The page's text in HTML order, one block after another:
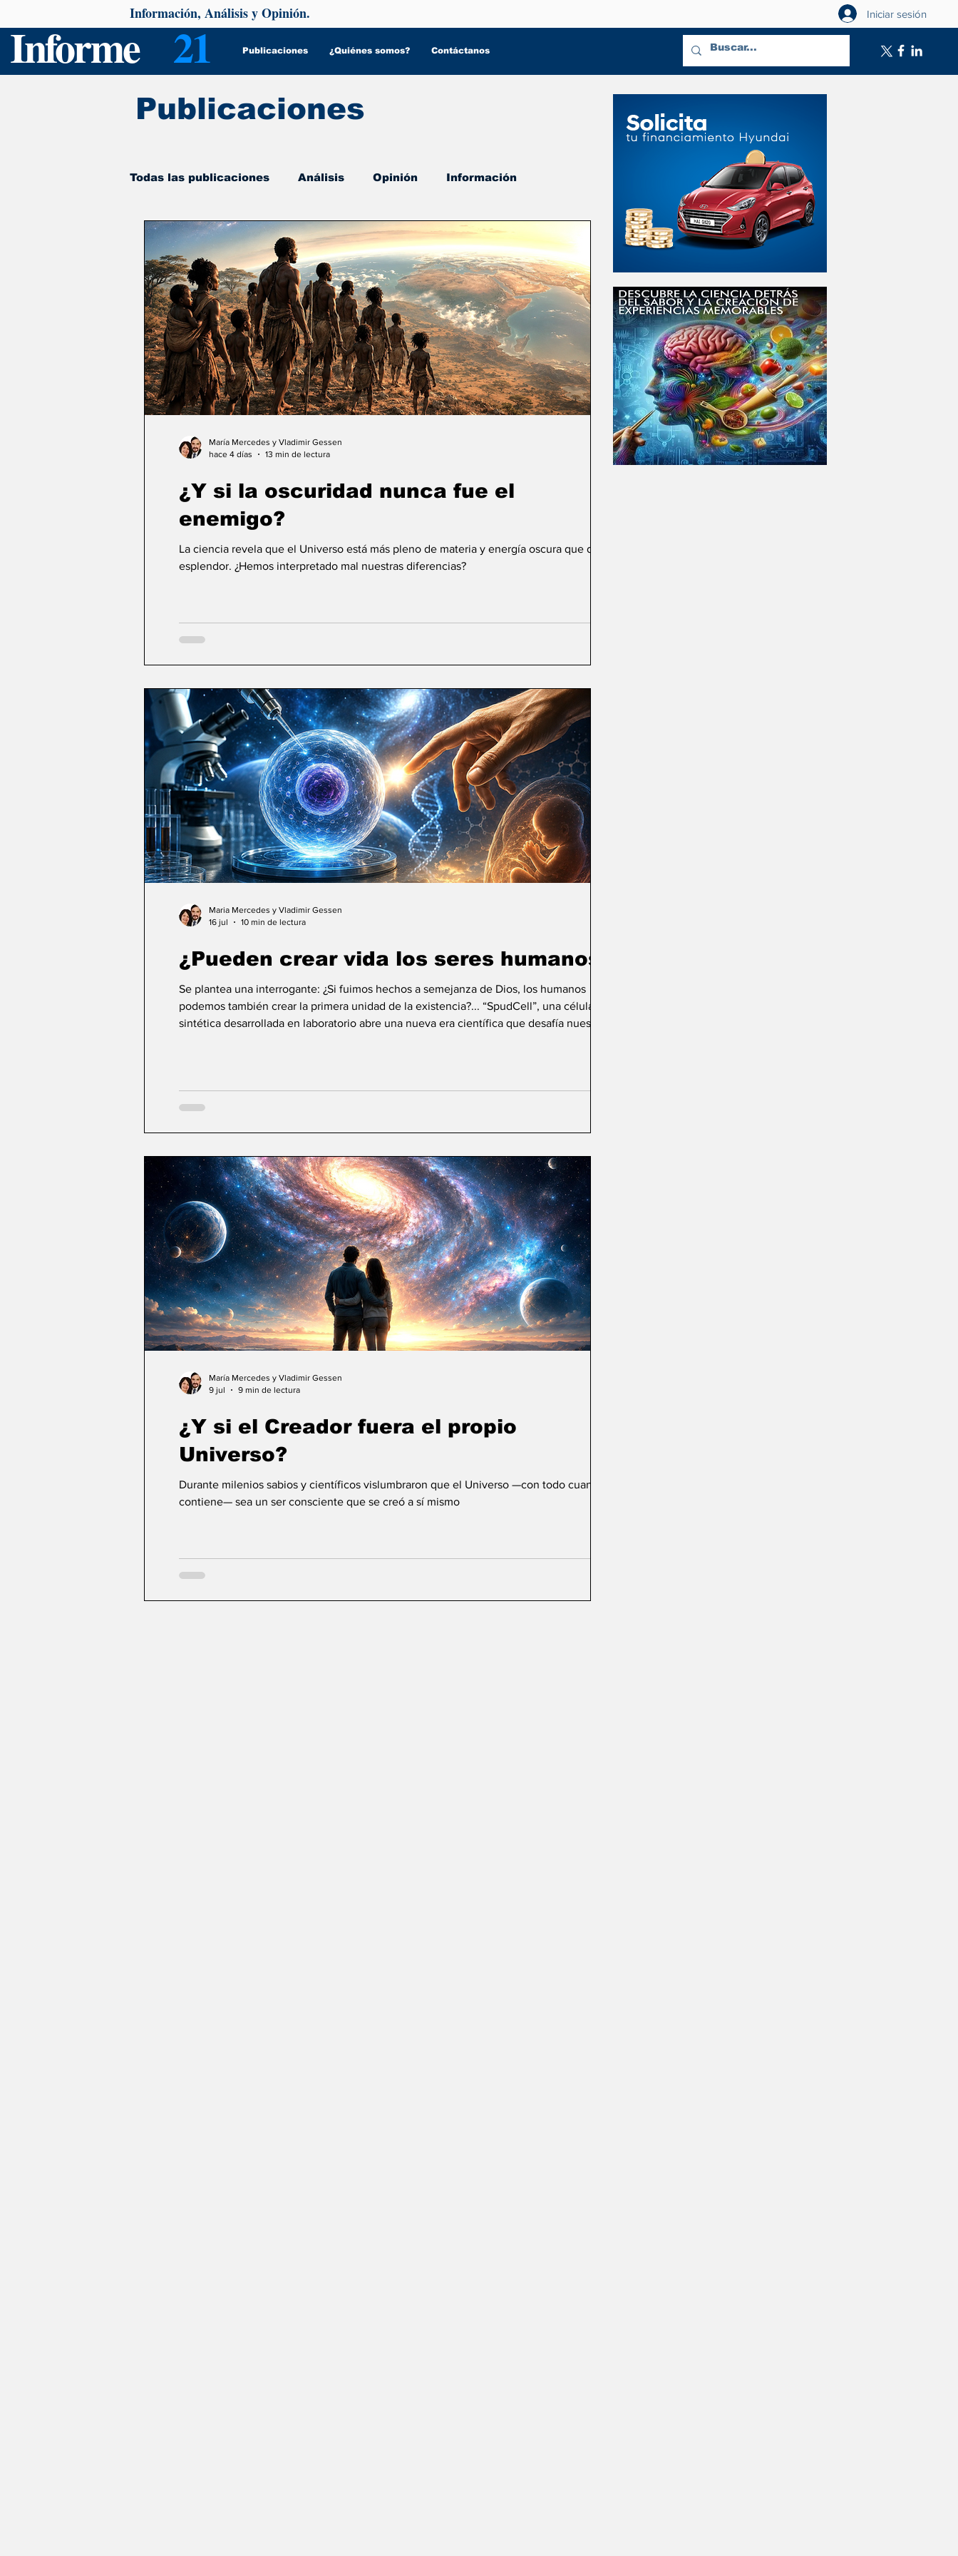
Informe 21 Publicaciones ¿Quiénes somos? Contáctanos
Información, Análisis y Opinión. Iniciar sesión
Todas las publicaciones Análisis Opinión Información
De interés Psicología y Salud
¿Y si la oscuridad nunca fue el
enemigo?
La ciencia revela que el Universo está más pleno de materia y energía oscura que de
esplendor. ¿Hemos interpretado mal nuestras diferencias?
María Mercedes y Vladimir Gessen
hace 4 días
13 min de lectura
¿Pueden crear vida los seres humanos?
Se plantea una interrogante: ¿Si fuimos hechos a semejanza de Dios, los humanos
podemos también crear la primera unidad de la existencia?... “SpudCell”, una célula
sintética desarrollada en laboratorio abre una nueva era científica que desafía nuestras
Maria Mercedes y Vladimir Gessen
16 jul
10 min de lectura
¿Y si el Creador fuera el propio
Universo?
Durante milenios sabios y científicos vislumbraron que el Universo —con todo cuanto
contiene— sea un ser consciente que se creó a sí mismo
María Mercedes y Vladimir Gessen
9 jul
9 min de lectura
Publicaciones